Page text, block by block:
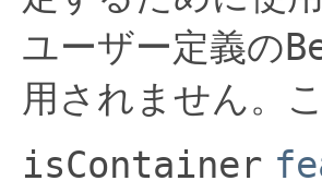
ユーザー定義の
用されません。
isContainer